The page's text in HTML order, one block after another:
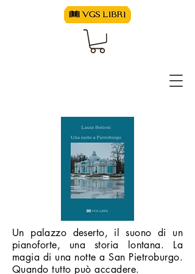
Un palazzo deserto, il suono di un
pianoforte, una storia lontana. La
magia di una notte a San Pietroburgo.
Quando tutto può accadere.